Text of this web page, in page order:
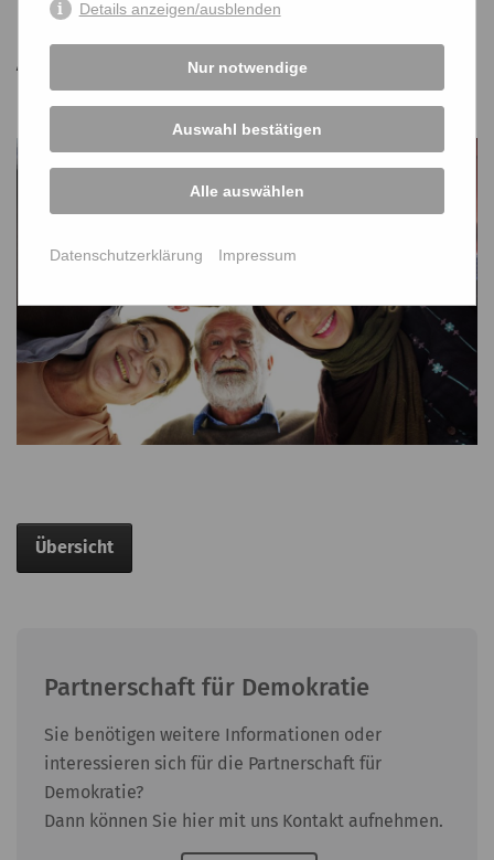
Demokratiekonferenz nahm
Akteure und Möglichkeiten in
den Blick
Übersicht
Partnerschaft für Demokratie
Sie benötigen weitere Informationen oder
interessieren sich für die Partnerschaft für
Demokratie?
Dann können Sie hier mit uns Kontakt aufnehmen.
Details anzeigen/ausblenden
Nur notwendige
Auswahl bestätigen
Alle auswählen
Datenschutzerklärung Impressum